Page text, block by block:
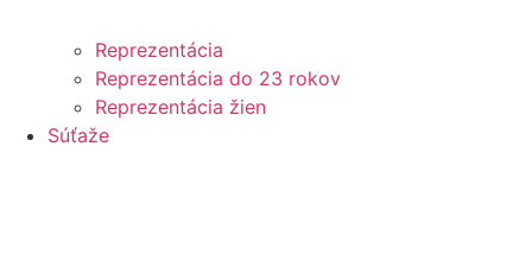
Reprezentácia
Reprezentácia do 23 rokov
Reprezentácia žien
Súťaže